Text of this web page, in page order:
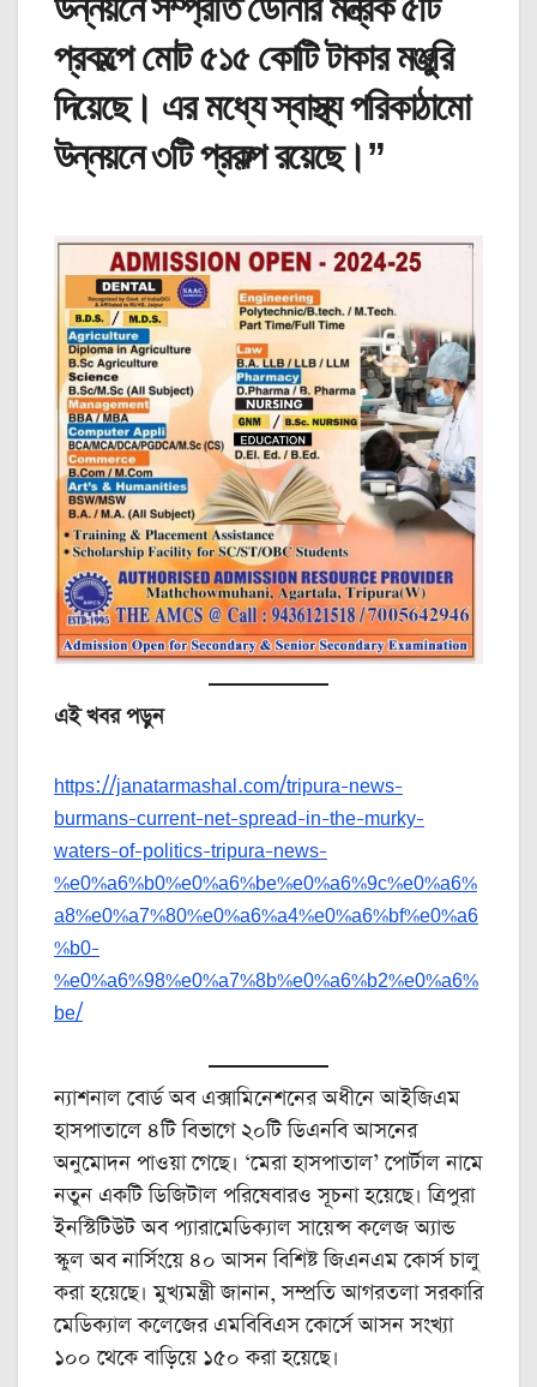
প্রকল্পে মোট ৫১৫ কোটি টাকার মঞ্জুরি
দিয়েছে। এর মধ্যে স্বাস্থ্য পরিকাঠামো
উন্নয়নে ৩টি প্রকল্প রয়েছে।”
এই খবর পড়ুন
https://janatarmashal.com/tripura-news-
burmans-current-net-spread-in-the-murky-
waters-of-politics-tripura-news-
%e0%a6%b0%e0%a6%be%e0%a6%9c%e0%a6%
a8%e0%a7%80%e0%a6%a4%e0%a6%bf%e0%a6
%b0-
%e0%a6%98%e0%a7%8b%e0%a6%b2%e0%a6%
be/
ন্যাশনাল বোর্ড অব এক্সামিনেশনের অধীনে আইজিএম
হাসপাতালে ৪টি বিভাগে ২০টি ডিএনবি আসনের
অনুমোদন পাওয়া গেছে। ‘মেরা হাসপাতাল’ পোর্টাল নামে
নতুন একটি ডিজিটাল পরিষেবারও সূচনা হয়েছে। ত্রিপুরা
ইনস্টিটিউট অব প্যারামেডিক্যাল সায়েন্স কলেজ অ্যান্ড
স্কুল অব নার্সিংয়ে ৪০ আসন বিশিষ্ট জিএনএম কোর্স চালু
করা হয়েছে। মুখ্যমন্ত্রী জানান, সম্প্রতি আগরতলা সরকারি
মেডিক্যাল কলেজের এমবিবিএস কোর্সে আসন সংখ্যা
১০০ থেকে বাড়িয়ে ১৫০ করা হয়েছে।